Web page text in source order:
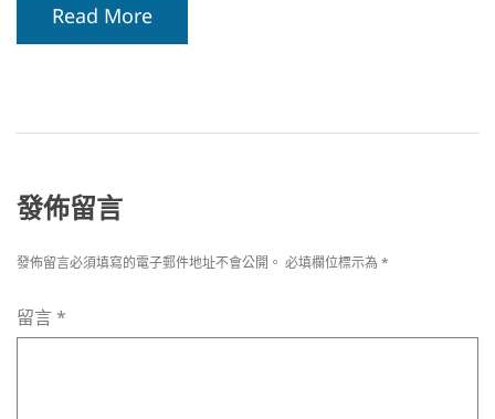
Read More
發佈留言
發佈留言必須填寫的電子郵件地址不會公開。 必填欄位標示為 *
留言*